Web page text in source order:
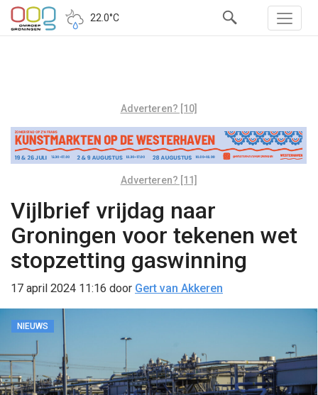
22.0°C
Adverteren? [10]
Adverteren? [11]
Vijlbrief vrijdag naar
Groningen voor tekenen wet
stopzetting gaswinning
17 april 2024 11:16 door Gert van Akkeren
NIEUWS